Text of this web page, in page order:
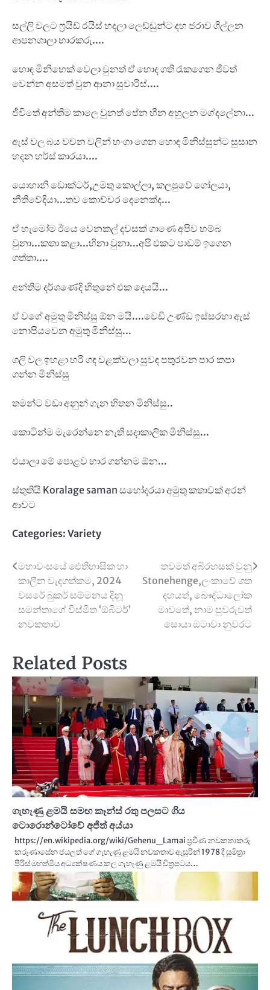
සල්ලි වලට ෆ්‍රයිඩ් රයිස් හදලා ලෙඩ්ඩුන්ට දහ ජරාව ගිල්ලන
ආපනශාලා භාරකරු....
හොඳ මිනිහෙක් වෙලා වුනත් ඒ හොඳ ගති රැකගෙන ජීවත්
වෙන්න අසමත් වුන ආනා සුවාරිස්....
ජීවිතේ අන්තිම කාලෙ වුනත් පේන හීන අහුලන මග්දලේනා...
ඇස් වල බය වචන වලින් හංගා ගෙන හොඳ මිනිස්සුන්ට සුසාන
හදන හර්ස් කාරයා....
යොහානි ඩොක්ටර්,උමතු කොල්ලා, කලපුවේ ගෝලයා,
නීතිවේදියා...තව කොච්චර දෙනෙක්ද...
ඒ හැමෝම ඊයෙ වෙනකල් දවසක් ගාණෙ අපිව හම්බ
වුනා...කතා කළා...හිනා වුනා...අපි එකට පාඩම් ඉගෙන
ගත්තා....
අන්තිම දර්ශණේදි හිතුනේ එක දෙයයි...
ඒ වගේ අමුතු මිනිස්සු ඕන මයි....වෙඩි උණ්ඩ ඉස්සරහා ඇස්
නොපියවෙන අමුතු මිනිස්සු...
ගලි වල ඉහළා හරි ගඳ වළක්වලා සුවඳ පතුරවන පාර කපා
ගන්න මිනිස්සු
තමන්ට වඩා අනුන් ගැන හිතන මිනිස්සු..
කොටින්ම මැරෙන්නෙ නැති සදාකාලික මිනිස්සු...
එයාලා මේ පොළව භාර ගන්නම ඕන...
ස්තුතියි Koralage saman සහෝදරයා අමුතු කතාවක් අරන්
ආවට
Categories: Variety
Post
navigation
මහාවංසයේ ඓතිහාසික හා
කාලීන වැදගත්කම, 2024
වසරේ බුකර් සම්මනය දිනූ
සමන්තාගේ විස්මිත ‘ඕබිටර්’
නවකතාව
තවමත් අබිරහසක් වුනු
Stonehenge,ලංකාවේ ශත
දහයත්, බෞද්ධාලෝක
මාවතේ, නාම පුවරුවත්
සොයා ඔටාවා නුවරට
Related Posts
ගැහැණු ළමයි සමඟ කෑන්ස් රතු පලසට ගිය
ටොරොන්ටෝවේ අජිත් අය්යා
https://en.wikipedia.org/wiki/Gehenu_Lamai ප්‍රවීණ නවකතාකරු
කරුණාසේන ජයලත් ගේ ගැහැණු ළමයි නවකතාව ඇසුරින් 1978 දී සුමිත්‍රා
පීරිස් මහත්මිය අධ්‍යක්ෂණය කල ගැහැණු ළමයි චිත්‍රපටය…